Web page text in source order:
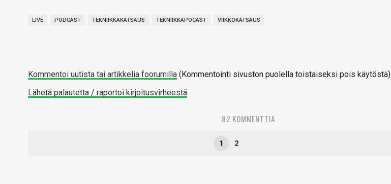
LIVE PODCAST TEKNIIKKAKATSAUS TEKNIIKKAPOCAST VIIKKOKATSAUS
Kommentoi uutista tai artikkelia foorumilla (Kommentointi sivuston puolella toistaiseksi pois käytöstä)
Lähetä palautetta / raportoi kirjoitusvirheestä
82 KOMMENTTIA
1 2